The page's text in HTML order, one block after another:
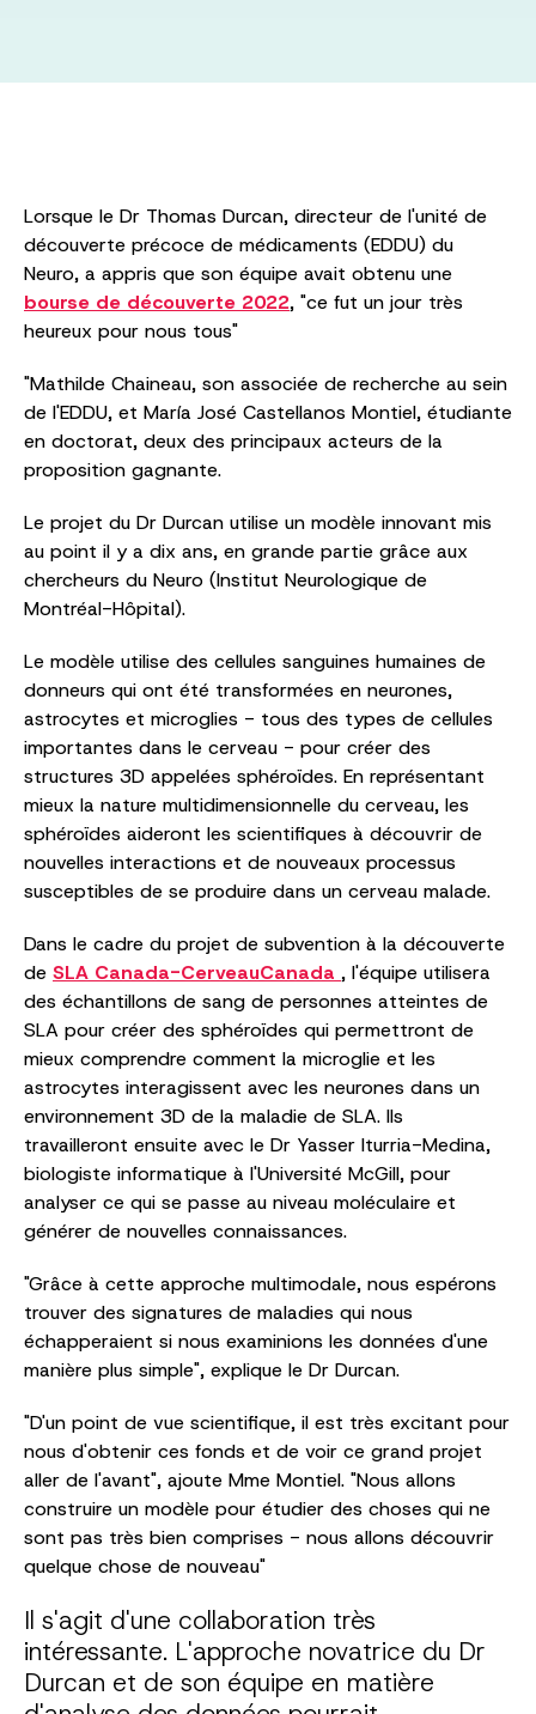
Lorsque le Dr Thomas Durcan, directeur de l'unité de
découverte précoce de médicaments (EDDU) du
Neuro, a appris que son équipe avait obtenu une
bourse de découverte 2022, "ce fut un jour très
heureux pour nous tous"
"Mathilde Chaineau, son associée de recherche au sein
de l'EDDU, et María José Castellanos Montiel, étudiante
en doctorat, deux des principaux acteurs de la
proposition gagnante.
Le projet du Dr Durcan utilise un modèle innovant mis
au point il y a dix ans, en grande partie grâce aux
chercheurs du Neuro (Institut Neurologique de
Montréal-Hôpital).
Le modèle utilise des cellules sanguines humaines de
donneurs qui ont été transformées en neurones,
astrocytes et microglies - tous des types de cellules
importantes dans le cerveau - pour créer des
structures 3D appelées sphéroïdes. En représentant
mieux la nature multidimensionnelle du cerveau, les
sphéroïdes aideront les scientifiques à découvrir de
nouvelles interactions et de nouveaux processus
susceptibles de se produire dans un cerveau malade.
Dans le cadre du projet de subvention à la découverte
de SLA Canada-CerveauCanada , l'équipe utilisera
des échantillons de sang de personnes atteintes de
SLA pour créer des sphéroïdes qui permettront de
mieux comprendre comment la microglie et les
astrocytes interagissent avec les neurones dans un
environnement 3D de la maladie de SLA. Ils
travailleront ensuite avec le Dr Yasser Iturria-Medina,
biologiste informatique à l'Université McGill, pour
analyser ce qui se passe au niveau moléculaire et
générer de nouvelles connaissances.
"Grâce à cette approche multimodale, nous espérons
trouver des signatures de maladies qui nous
échapperaient si nous examinions les données d'une
manière plus simple", explique le Dr Durcan.
"D'un point de vue scientifique, il est très excitant pour
nous d'obtenir ces fonds et de voir ce grand projet
aller de l'avant", ajoute Mme Montiel. "Nous allons
construire un modèle pour étudier des choses qui ne
sont pas très bien comprises - nous allons découvrir
quelque chose de nouveau"
Il s'agit d'une collaboration très
intéressante. L'approche novatrice du Dr
Durcan et de son équipe en matière